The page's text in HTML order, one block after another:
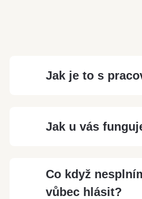
Jak je to s
Jak u vás
Co když
vůbec hlásit?